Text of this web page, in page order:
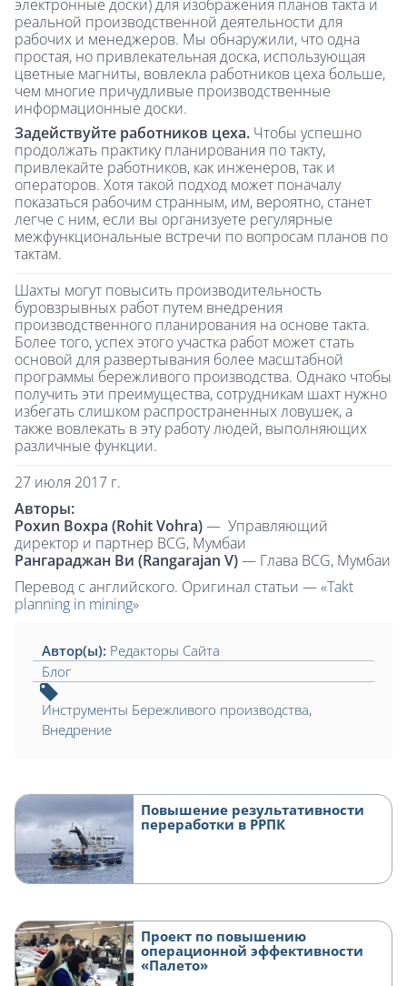
электронные доски) для изображения планов такта и
реальной производственной деятельности для
рабочих и менеджеров. Мы обнаружили, что одна
простая, но привлекательная доска, использующая
цветные магниты, вовлекла работников цеха больше,
чем многие причудливые производственные
информационные доски.
Задействуйте работников цеха. Чтобы успешно
продолжать практику планирования по такту,
привлекайте работников, как инженеров, так и
операторов. Хотя такой подход может поначалу
показаться рабочим странным, им, вероятно, станет
легче с ним, если вы организуете регулярные
межфункциональные встречи по вопросам планов по
тактам.
Шахты могут повысить производительность
буровзрывных работ путем внедрения
производственного планирования на основе такта.
Более того, успех этого участка работ может стать
основой для развертывания более масштабной
программы бережливого производства. Однако чтобы
получить эти преимущества, сотрудникам шахт нужно
избегать слишком распространенных ловушек, а
также вовлекать в эту работу людей, выполняющих
различные функции.
27 июля 2017 г.
Авторы:
Рохиn Вохра (Rohit Vohra)— Управляющий
директор и партнер BCG, Мумбаи
Рангараджан Ви (Rangarajan V)— Глава BCG, Мумбаи
Перевод с английского. Оригинал статьи —«Takt
planning in mining»
Автор(ы): Редакторы Сайта
Блог
Инструменты Бережливого производства,
Внедрение
Повышение результативности
переработки в РРПК
Проект по повышению
операционной эффективности
«Палето»